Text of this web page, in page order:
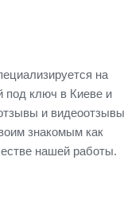
на
под ключ в Киеве и
и видеоотзывы
знакомым как
нашей работы.